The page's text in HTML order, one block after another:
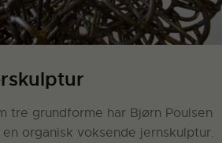
tre grundforme har Bjørn Poulsen
en organisk voksende jernskulptur.